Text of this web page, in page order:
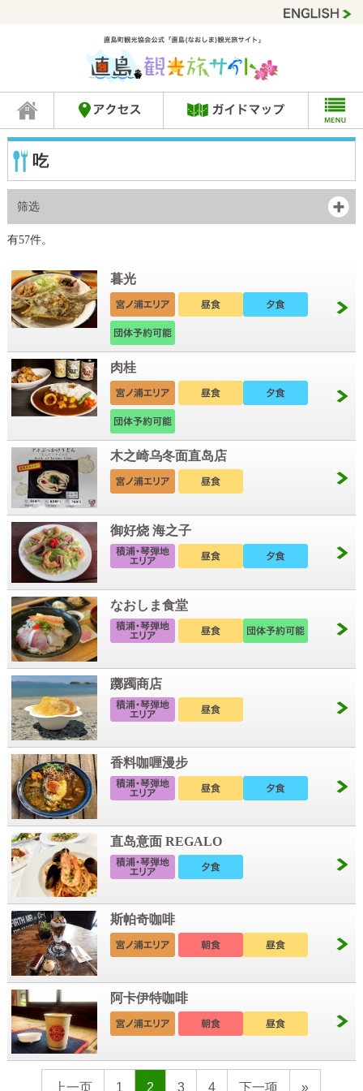
吃
筛选
有57件。
暮光
肉桂
木之崎乌冬面直岛店
御好烧 海之子
なおしま食堂
躑躅商店
香料咖喱漫步
直岛意面 REGALO
斯帕奇咖啡
阿卡伊特咖啡
上一页 1 2 3 4 下一项 »